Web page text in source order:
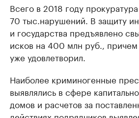
Всего в 2018 году
70 тыс.нарушений. В защиту
и государства предъявлено
исков на 400 млн руб., причем
уже удовлетворил.
Наиболее криминогенные
выявлялись в сфере
домов и расчетов за